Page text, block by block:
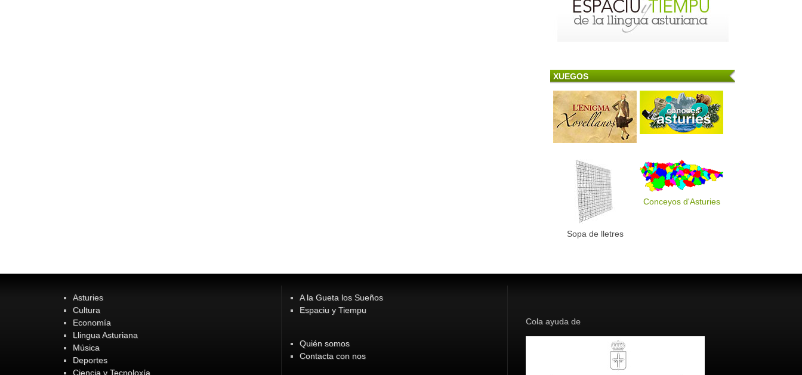
XUEGOS
Sopa de lletres
Conceyos d'Asturies
Asturies
Cultura
Economía
Llingua Asturiana
Música
Deportes
Ciencia y Tecnoloxía
A la Gueta los Sueños
Espaciu y Tiempu
Quién somos
Contacta con nos
Cola ayuda de